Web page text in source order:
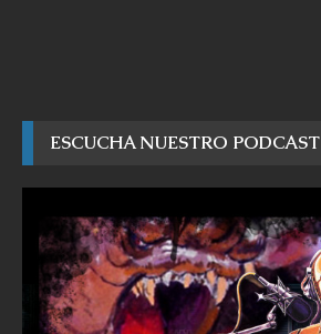
ESCUCHA NUESTRO PODCAST